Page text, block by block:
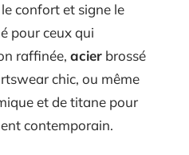
confort et signe le
pour ceux qui
raffinée, acier brossé
chic, ou même
et de titane pour
contemporain.